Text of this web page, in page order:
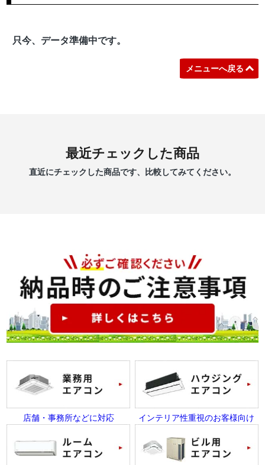
只今、データ準備中です。
メニューへ戻る
最近チェックした商品
直近にチェックした商品です、比較してみてください。
店舗・事務所などに対応 インテリア性重視のお客様向け